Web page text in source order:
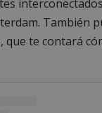
También
que te contará